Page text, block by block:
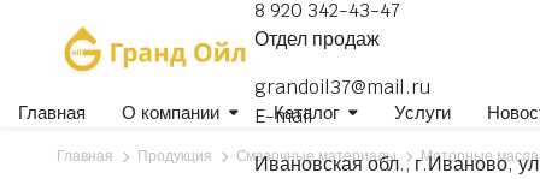
8 920 342-43-47
Отдел продаж
grandoil37@mail.ru
E-mail
Ивановская обл., г.Иваново,
Главная О компании Каталог Услуги
Главная Продукция Смазочные материалы Моторные масла